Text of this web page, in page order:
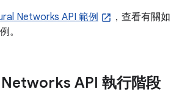
Networks API 範例
，查看有關如
。
API 執行階段